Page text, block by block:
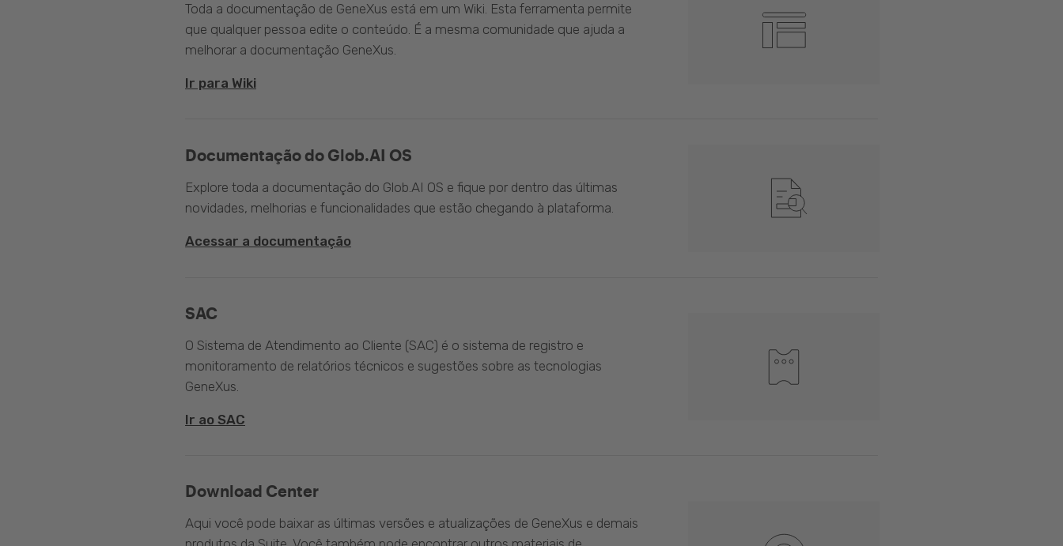
Toda a documentação de GeneXus está em um Wiki. Esta ferramenta permite
que qualquer pessoa edite o conteúdo. É a mesma comunidade que ajuda a
melhorar a documentação GeneXus.
Ir para Wiki
Documentação do Glob.AI OS
Explore toda a documentação do Glob.AI OS e fique por dentro das últimas
novidades, melhorias e funcionalidades que estão chegando à plataforma.
Acessar a documentação
SAC
O Sistema de Atendimento ao Cliente (SAC) é o sistema de registro e
monitoramento de relatórios técnicos e sugestões sobre as tecnologias
GeneXus.
Ir ao SAC
Download Center
Aqui você pode baixar as últimas versões e atualizações de GeneXus e demais